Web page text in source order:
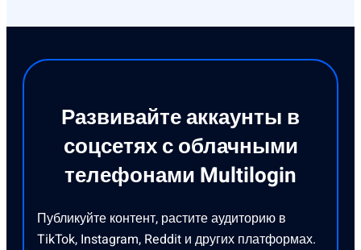
Развивайте аккаунты в
соцсетях с облачными
телефонами Multilogin
Публикуйте контент, растите аудиторию в
TikTok, Instagram, Reddit и других платформах.